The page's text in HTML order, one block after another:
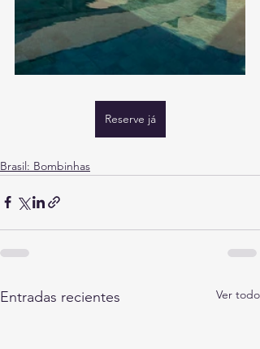
Reserve já
Brasil: Bombinhas
Entradas recientes Ver todo